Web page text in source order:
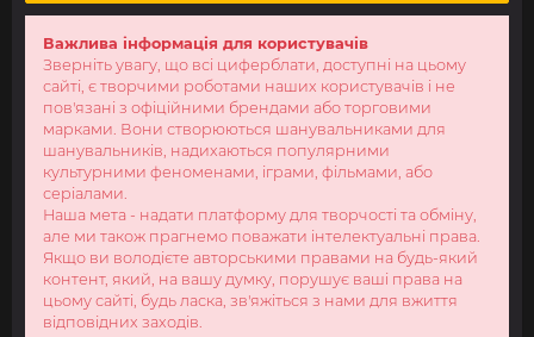
Важлива інформація для користувачів
Зверніть увагу, що всі циферблати, доступні на цьому
сайті, є творчими роботами наших користувачів і не
пов'язані з офіційними брендами або торговими
марками. Вони створюються шанувальниками для
шанувальників, надихаються популярними
культурними феноменами, іграми, фільмами, або
серіалами.
Наша мета - надати платформу для творчості та обміну,
але ми також прагнемо поважати інтелектуальні права.
Якщо ви володієте авторськими правами на будь-який
контент, який, на вашу думку, порушує ваші права на
цьому сайті, будь ласка, зв'яжіться з нами для вжиття
відповідних заходів.